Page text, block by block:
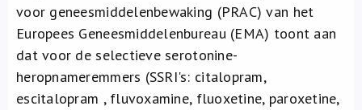
voor geneesmiddelenbewaking (PRAC) van het
Europees Geneesmiddelenbureau (EMA) toont aan
dat voor de selectieve serotonine-
heropnameremmers (SSRI's: citalopram,
escitalopram , fluvoxamine, fluoxetine, paroxetine,